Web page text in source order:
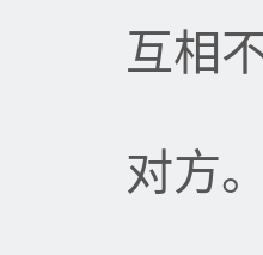
互相
对方